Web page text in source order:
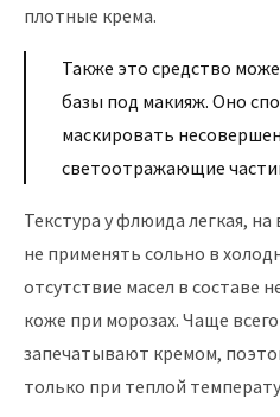
плотные крема.
Также это средство
базы под макияж. Оно
маскировать
светоотражающие
Текстура у флюида легкая,
не применять сольно в
отсутствие масел в составе
коже при морозах. Чаще
запечатывают кремом,
только при теплой